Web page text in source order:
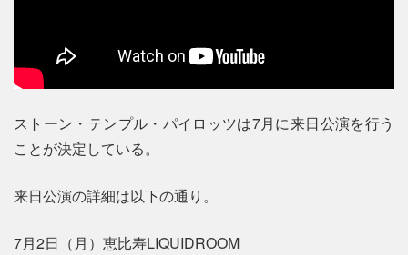
ストーン・テンプル・パイロッツは7月に来日公演を行う
ことが決定している。
来日公演の詳細は以下の通り。
7月2日（月）恵比寿LIQUIDROOM